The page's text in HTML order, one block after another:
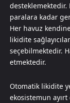
paralara kadar
Her havuz
likidite
seçebilmektedir.
etmektedir.
Otomatik likidite
ekosistemun